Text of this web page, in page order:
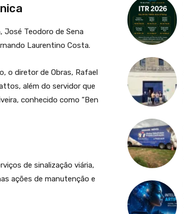
José Teodoro de Sena
Laurentino Costa.
o diretor de Obras, Rafael
além do servidor que
conhecido como “Ben
de sinalização viária,
ações de manutenção e